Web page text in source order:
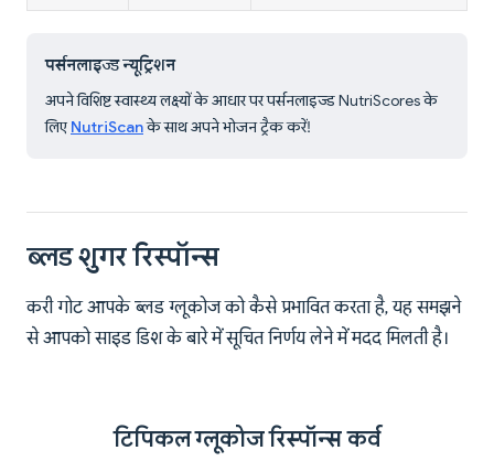
पर्सनलाइज्ड न्यूट्रिशन
अपने विशिष्ट स्वास्थ्य लक्ष्यों के आधार पर पर्सनलाइज्ड NutriScores के
लिए NutriScanके साथ अपने भोजन ट्रैक करें!
ब्लड शुगर रिस्पॉन्स
करी गोट आपके ब्लड ग्लूकोज को कैसे प्रभावित करता है, यह समझने
से आपको साइड डिश के बारे में सूचित निर्णय लेने में मदद मिलती है।
टिपिकल ग्लूकोज रिस्पॉन्स कर्व